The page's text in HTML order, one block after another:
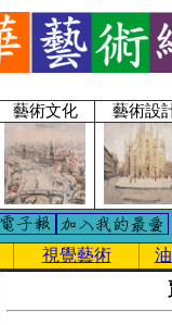
藝術文化 藝術設
視覺藝術